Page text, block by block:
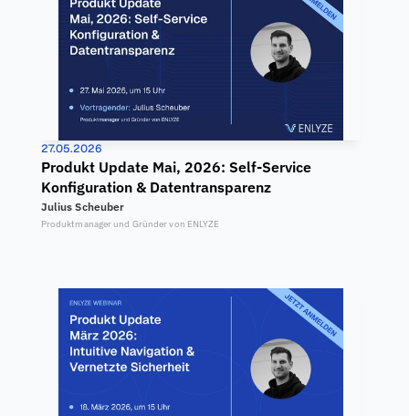
27.05.2026
Produkt Update Mai, 2026: Self-Service
Konfiguration & Datentransparenz
Julius Scheuber
Produktmanager und Gründer von ENLYZE